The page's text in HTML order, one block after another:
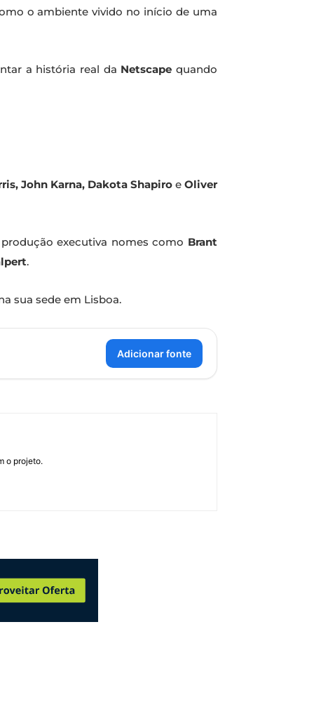
o ambiente vivido no início de uma
a história real da Netscape quando
John Karna, Dakota Shapiro e Oliver
executiva nomes como Brant
.
sua sede em Lisboa.
Adicionar fonte
o projeto.